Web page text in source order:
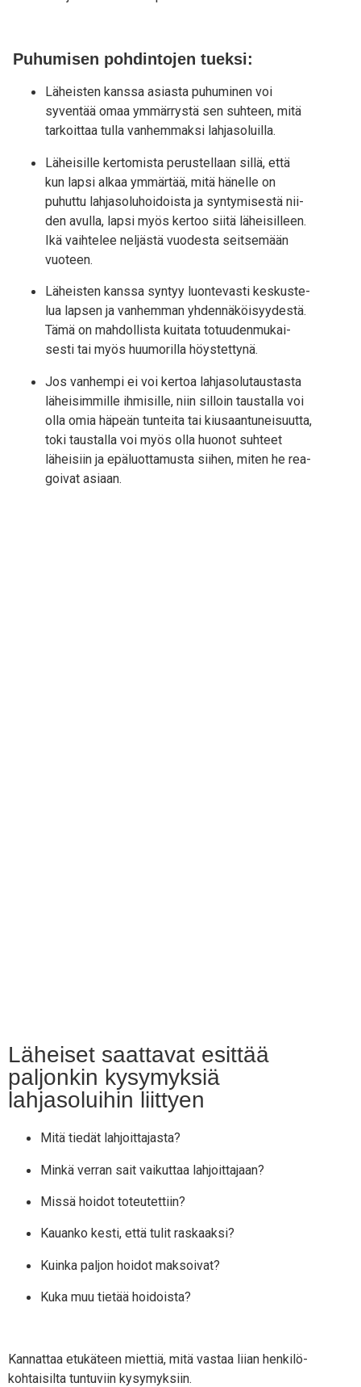
Puhumisen pohdintojen tueksi:
Läheis­ten kans­sa asias­ta puhu­mi­nen voi
syven­tää omaa ymmär­rys­tä sen suh­teen, mitä
tar­koit­taa tul­la van­hem­mak­si lahjasoluilla.
Lähei­sil­le ker­to­mis­ta perus­tel­laan sil­lä, että
kun lap­si alkaa ymmär­tää, mitä hänel­le on
puhut­tu lah­ja­so­lu­hoi­dois­ta ja syn­ty­mi­ses­tä nii­
den avul­la, lap­si myös ker­too sii­tä lähei­sil­leen.
Ikä vaih­te­lee nel­jäs­tä vuo­des­ta seit­se­mään
vuoteen.
Läheis­ten kans­sa syn­tyy luon­te­vas­ti kes­kus­te­
lua lap­sen ja van­hem­man yhden­nä­köi­syy­des­tä.
Tämä on mah­dol­lis­ta kui­ta­ta totuu­den­mu­kai­
ses­ti tai myös huu­mo­ril­la höystettynä.
Jos van­hem­pi ei voi ker­toa lah­ja­so­lu­taus­tas­ta
lähei­sim­mil­le ihmi­sil­le, niin sil­loin taus­tal­la voi
olla omia häpeän tun­tei­ta tai kiusaan­tu­nei­suut­ta,
toki taus­tal­la voi myös olla huo­not suh­teet
lähei­siin ja epä­luot­ta­mus­ta sii­hen, miten he rea­
goi­vat asiaan.
Läheiset saattavat esittää
paljonkin kysymyksiä
lahjasoluihin liittyen
Mitä tie­dät lahjoittajasta?
Min­kä ver­ran sait vai­kut­taa lahjoittajaan?
Mis­sä hoi­dot toteutettiin?
Kau­an­ko kes­ti, että tulit raskaaksi?
Kuin­ka pal­jon hoi­dot maksoivat?
Kuka muu tie­tää hoidoista?
Kan­nat­taa etu­kä­teen miet­tiä, mitä vas­taa lii­an hen­ki­lö­
koh­tai­sil­ta tun­tu­viin kysymyksiin.